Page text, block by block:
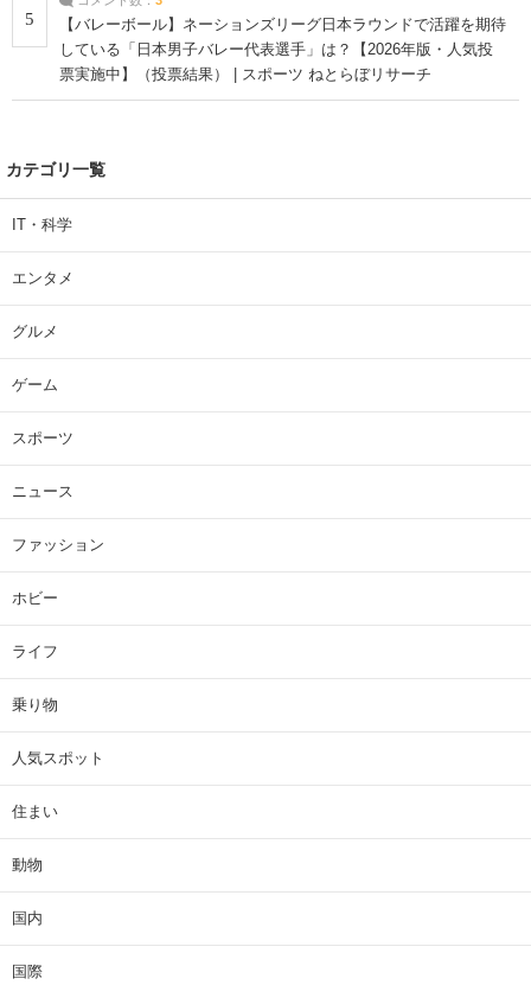
5
【バレーボール】ネーションズリーグ日本ラウンドで活躍を期待
している「日本男子バレー代表選手」は？【2026年版・人気投
票実施中】（投票結果） | スポーツ ねとらぼリサーチ
カテゴリ一覧
IT・科学
エンタメ
グルメ
ゲーム
スポーツ
ニュース
ファッション
ホビー
ライフ
乗り物
人気スポット
住まい
動物
国内
国際